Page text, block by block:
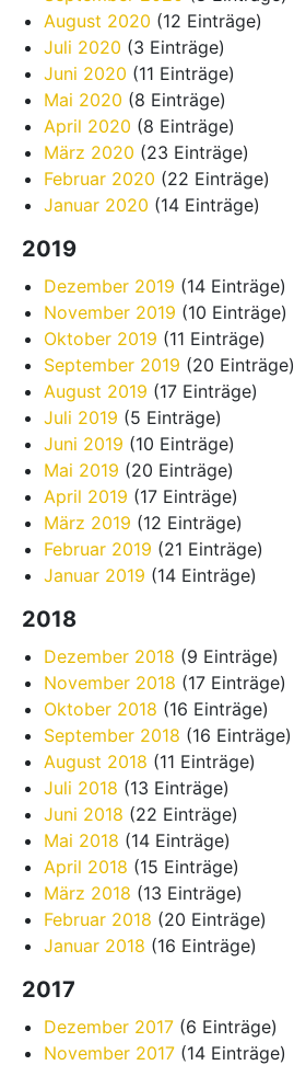
August 2020 (12 Einträge)
Juli 2020 (3 Einträge)
Juni 2020 (11 Einträge)
Mai 2020 (8 Einträge)
April 2020 (8 Einträge)
März 2020 (23 Einträge)
Februar 2020 (22 Einträge)
Januar 2020 (14 Einträge)
2019
Dezember 2019 (14 Einträge)
November 2019 (10 Einträge)
Oktober 2019 (11 Einträge)
September 2019 (20 Einträge)
August 2019 (17 Einträge)
Juli 2019 (5 Einträge)
Juni 2019 (10 Einträge)
Mai 2019 (20 Einträge)
April 2019 (17 Einträge)
März 2019 (12 Einträge)
Februar 2019 (21 Einträge)
Januar 2019 (14 Einträge)
2018
Dezember 2018 (9 Einträge)
November 2018 (17 Einträge)
Oktober 2018 (16 Einträge)
September 2018 (16 Einträge)
August 2018 (11 Einträge)
Juli 2018 (13 Einträge)
Juni 2018 (22 Einträge)
Mai 2018 (14 Einträge)
April 2018 (15 Einträge)
März 2018 (13 Einträge)
Februar 2018 (20 Einträge)
Januar 2018 (16 Einträge)
2017
Dezember 2017 (6 Einträge)
November 2017 (14 Einträge)